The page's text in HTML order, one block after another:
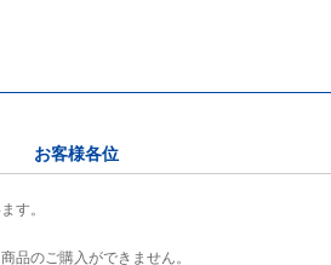
お客様各位
す。
品のご購入ができません。